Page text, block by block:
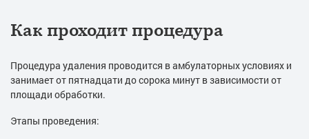
Как проходит процедура
Процедура удаления проводится в амбулаторных условиях и
занимает от пятнадцати до сорока минут в зависимости от
площади обработки.
Этапы проведения: